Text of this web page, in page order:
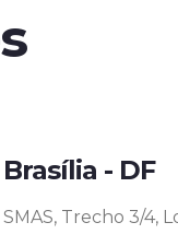
Brasília - DF
SMAS, Trecho 3/4,